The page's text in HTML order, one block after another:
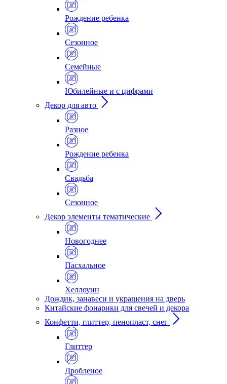
Рождение ребенка
Сезонное
Семейные
Юбилейные и с цифрами
Декор для авто
Разное
Рождение ребенка
Свадьба
Сезонное
Декор элементы тематические
Новогоднее
Пасхальное
Хеллоуин
Дождик, занавеси и украшения на дверь
Китайские фонарики для свечей и декора
Конфетти, глиттер, пенопласт, снег
Глиттер
Дробленое